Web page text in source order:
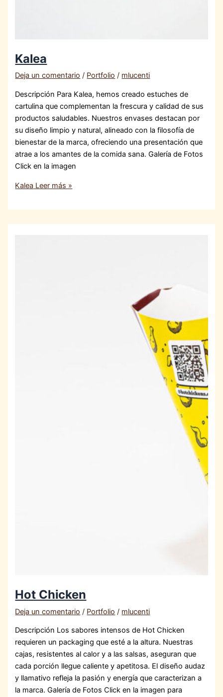
Kalea
Deja un comentario / Portfolio / mlucenti
Descripción Para Kalea, hemos creado estuches de
cartulina que complementan la frescura y calidad de sus
productos saludables. Nuestros envases destacan por
su diseño limpio y natural, alineado con la filosofía de
bienestar de la marca, ofreciendo una presentación que
atrae a los amantes de la comida sana. Galería de Fotos
Click en la imagen
Kalea Leer más »
Hot Chicken
Deja un comentario / Portfolio / mlucenti
Descripción Los sabores intensos de Hot Chicken
requieren un packaging que esté a la altura. Nuestras
cajas, resistentes al calor y a las salsas, aseguran que
cada porción llegue caliente y apetitosa. El diseño audaz
y llamativo refleja la pasión y energía que caracterizan a
la marca. Galería de Fotos Click en la imagen para